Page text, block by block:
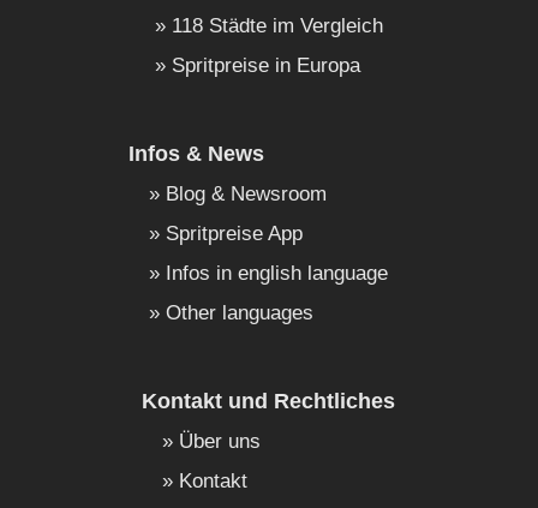
118 Städte im Vergleich
Spritpreise in Europa
Infos & News
Blog & Newsroom
Spritpreise App
Infos in english language
Other languages
Kontakt und Rechtliches
Über uns
Kontakt